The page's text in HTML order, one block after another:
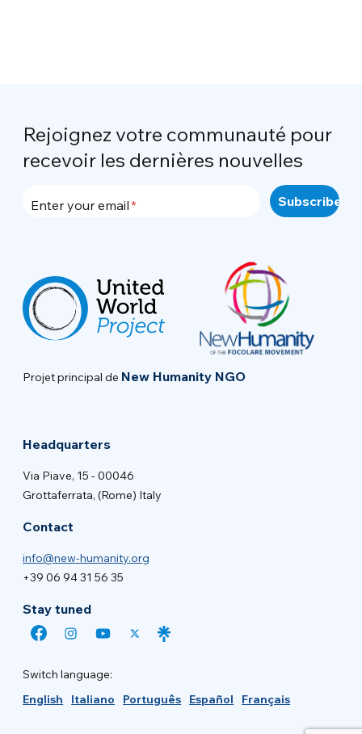
Rejoignez votre communauté pour
recevoir les dernières nouvelles
Enter your email
Projet principal de New Humanity NGO
Headquarters
Via Piave, 15 - 00046
Grottaferrata, (Rome) Italy
Contact
info@new-humanity.org
+39 06 94 31 56 35
Stay tuned
Switch language:
English
Italiano Português Español Français